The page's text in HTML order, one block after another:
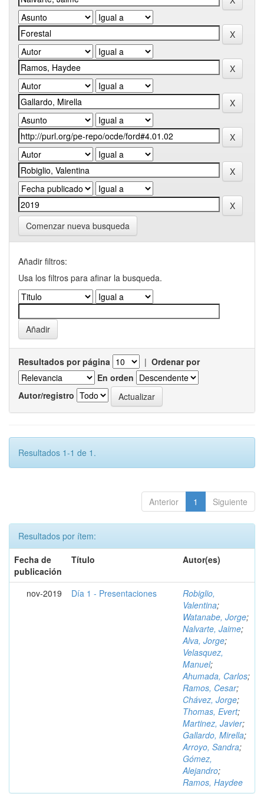
Comenzar nueva busqueda
Añadir filtros:
Usa los filtros para afinar la busqueda.
Resultados por página | Ordenar por
En orden
Autor/registro
Resultados 1-1 de 1.
Anterior 1 Siguiente
Resultados por ítem:
Fecha de
publicación
Título Autor(es)
nov-2019 Día 1 - Presentaciones
Robiglio,
Valentina;
Watanabe, Jorge;
Nalvarte, Jaime;
Alva, Jorge;
Velasquez,
Manuel;
Ahumada, Carlos;
Ramos, Cesar;
Chávez, Jorge;
Thomas, Evert;
Martinez, Javier;
Gallardo, Mirella;
Arroyo, Sandra;
Gómez,
Alejandro;
Ramos, Haydee